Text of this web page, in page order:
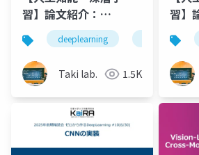
習】論文紹介：
Reasoning Models
Generate Societies
of Thought
deeplearning 論文紹介
Taki lab. 1.5K
習】